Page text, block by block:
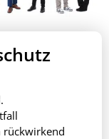
rückwirkend